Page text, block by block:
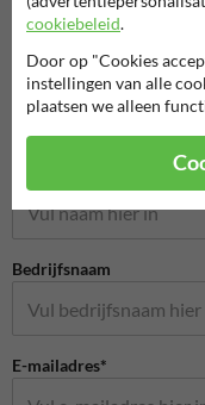
Stel je vraag aan
Bedrijfsnaam
E-mailadres*
cookiebeleid.
Door op "Cookies
instellingen van alle
plaatsen we alleen